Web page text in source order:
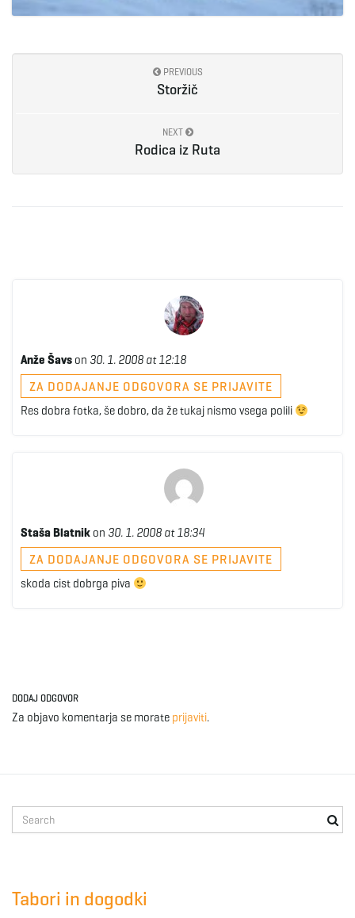
PREVIOUS
Storžič
NEXT
Rodica iz Ruta
Anže Šavs on 30. 1. 2008 at 12:18
ZA DODAJANJE ODGOVORA SE PRIJAVITE
Res dobra fotka, še dobro, da že tukaj nismo vsega polili
Staša Blatnik on 30. 1. 2008 at 18:34
ZA DODAJANJE ODGOVORA SE PRIJAVITE
skoda cist dobrga piva
DODAJ ODGOVOR
Za objavo komentarja se morate prijaviti.
e
Tabori in dogodki